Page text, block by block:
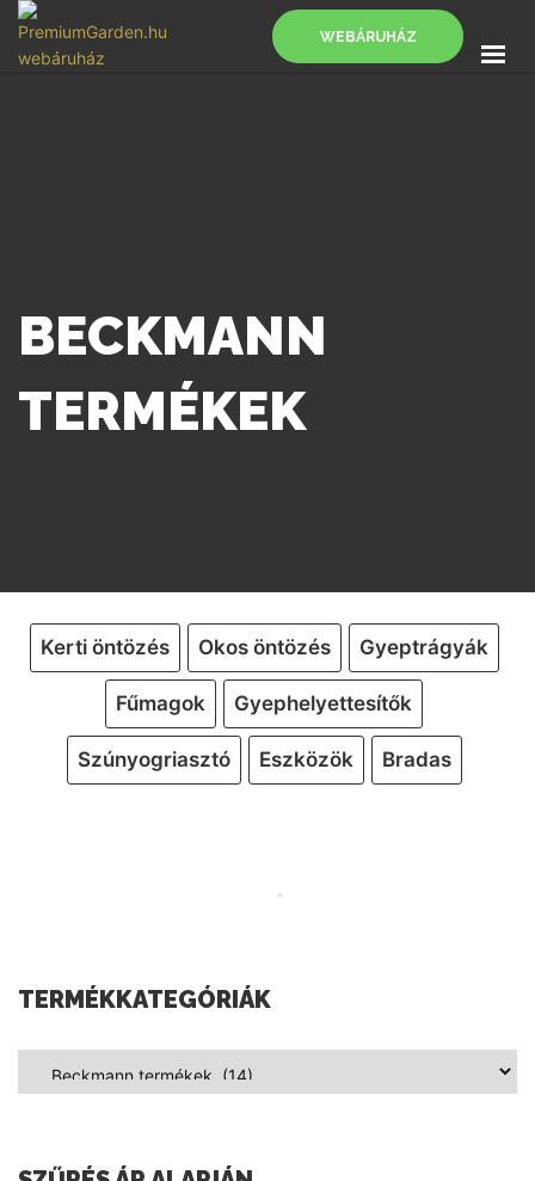
WEBÁRUHÁZ
BECKMANN
TERMÉKEK
Kerti öntözés Okos öntözés Gyeptrágyák
Fűmagok Gyephelyettesítők
Szúnyogriasztó Eszközök Bradas
TERMÉKKATEGÓRIÁK